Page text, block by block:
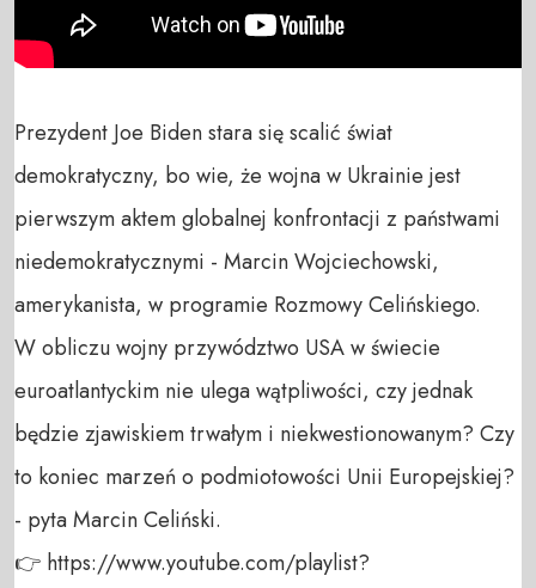
Prezydent Joe Biden stara się scalić świat
demokratyczny, bo wie, że wojna w Ukrainie jest
pierwszym aktem globalnej konfrontacji z państwami
niedemokratycznymi - Marcin Wojciechowski,
amerykanista, w programie Rozmowy Celińskiego.
W obliczu wojny przywództwo USA w świecie
euroatlantyckim nie ulega wątpliwości, czy jednak
będzie zjawiskiem trwałym i niekwestionowanym? Czy
to koniec marzeń o podmiotowości Unii Europejskiej?
- pyta Marcin Celiński.
👉 https://www.youtube.com/playlist?